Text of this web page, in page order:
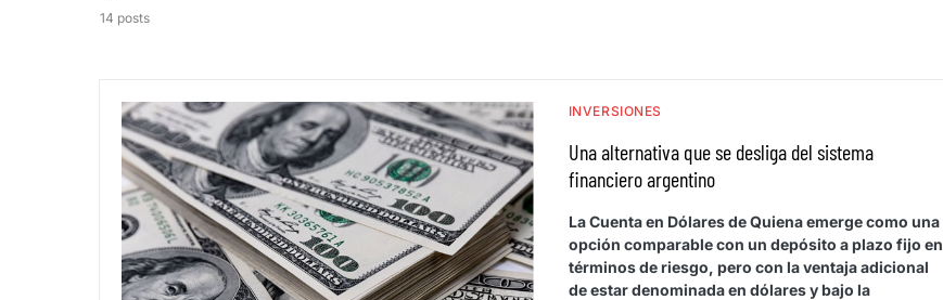
14 posts
INVERSIONES
Una alternativa que se desliga del sistema
financiero argentino
La Cuenta en Dólares de Quiena emerge como una
opción comparable con un depósito a plazo fijo en
términos de riesgo, pero con la ventaja adicional
de estar denominada en dólares y bajo la